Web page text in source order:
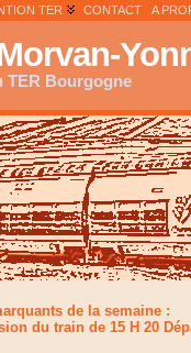
TER CONTACT A
TER Bourgogne
de la semaine :
du train de 15 H 20